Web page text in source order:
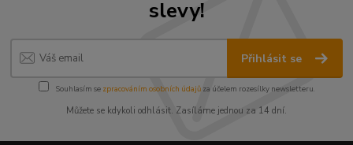
slevy!
Přihlásit se
Souhlasím se zpracováním osobních údajůza účelem rozesílky newsletteru.
Můžete se kdykoli odhlásit. Zasíláme jednou za 14 dní.